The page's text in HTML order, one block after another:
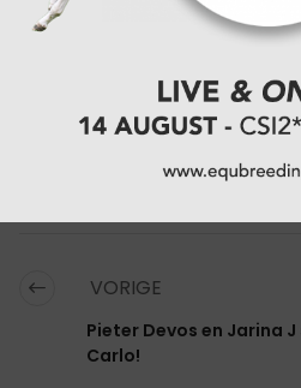
PAARDEN:
INOUI DU SEIGNEUR
SHOWJUMPING,
VORIGE
Pieter Devos en Jarina
Carlo!